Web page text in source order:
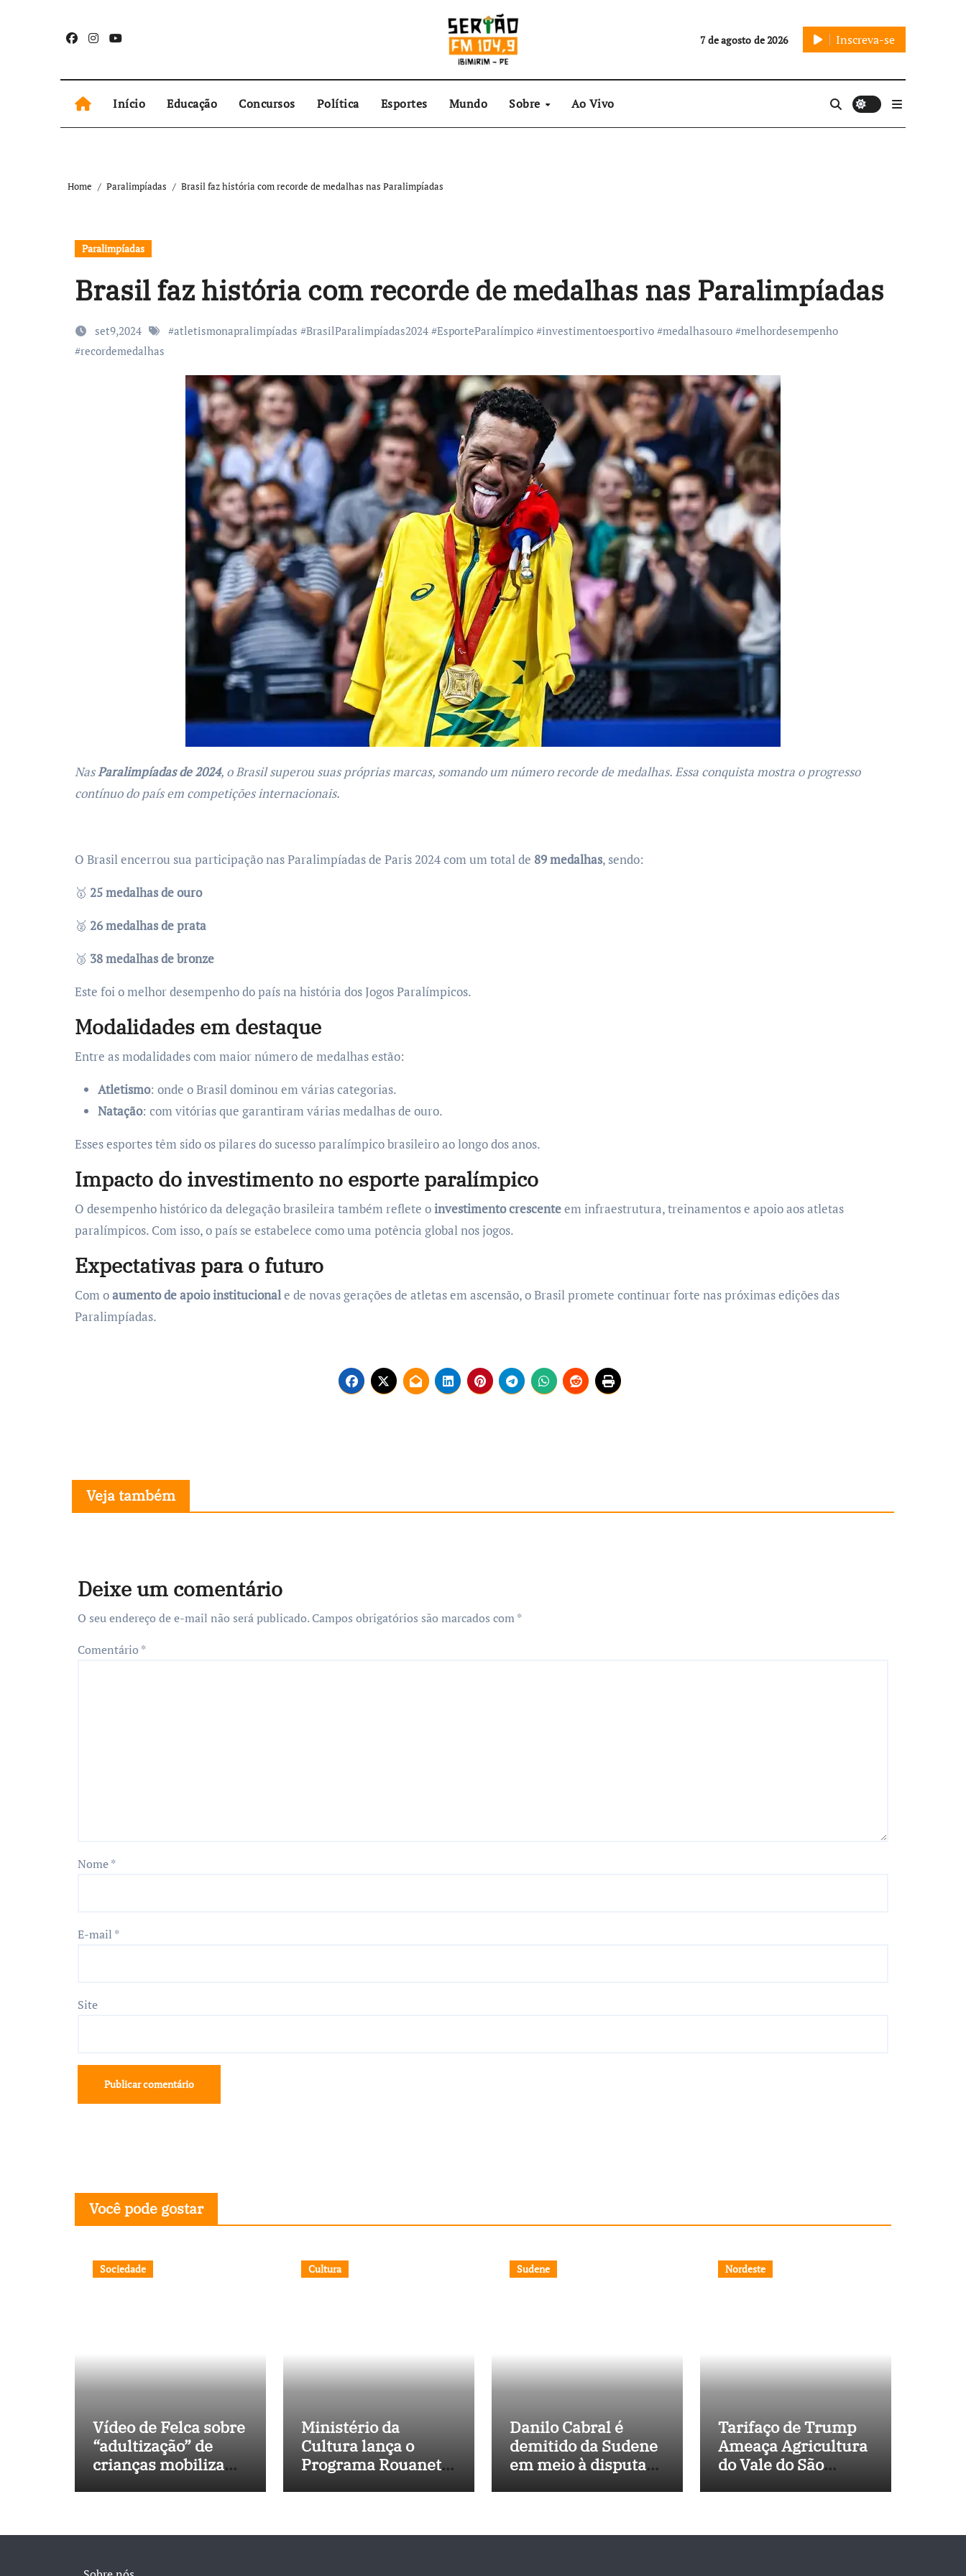
7 de agosto de 2026 Inscreva-se
Início Educação Concursos Política Esportes Mundo Sobre Ao Vivo
Home Paralimpíadas Brasil faz história com recorde de medalhas nas Paralimpíadas
Paralimpíadas
Brasil faz história com recorde de medalhas nas Paralimpíadas
set9,2024 #atletismonapralimpíadas #BrasilParalimpíadas2024 #EsporteParalímpico #investimentoesportivo #medalhasouro #melhordesempenho
#recordemedalhas
NasParalimpíadas de 2024, o Brasil superou suas próprias marcas, somando um número recorde de medalhas. Essa conquista mostra o progresso
contínuo do país em competições internacionais.
O Brasil encerrou sua participação nas Paralimpíadas de Paris 2024 com um total de 89 medalhas, sendo:
🥇 25 medalhas de ouro
🥈 26 medalhas de prata
🥉 38 medalhas de bronze
Este foi o melhor desempenho do país na história dos Jogos Paralímpicos.
Modalidades em destaque
Entre as modalidades com maior número de medalhas estão:
Atletismo: onde o Brasil dominou em várias categorias.
Natação: com vitórias que garantiram várias medalhas de ouro.
Esses esportes têm sido os pilares do sucesso paralímpico brasileiro ao longo dos anos.
Impacto do investimento no esporte paralímpico
O desempenho histórico da delegação brasileira também reflete oinvestimento crescenteem infraestrutura, treinamentos e apoio aos atletas
paralímpicos. Com isso, o país se estabelece como uma potência global nos jogos.
Expectativas para o futuro
Com oaumento de apoio institucionale de novas gerações de atletas em ascensão, o Brasil promete continuar forte nas próximas edições das
Paralimpíadas.
Veja também
Deixe um comentário
O seu endereço de e-mail não será publicado. Campos obrigatórios são marcados com*
Comentário *
Nome*
E-mail *
Site
Você pode gostar
Sociedade
Vídeo de Felca sobre
“adultização” de
crianças mobiliza
Cultura
Ministério da
Cultura lança o
Programa Rouanet
Sudene
Danilo Cabral é
demitido da Sudene
em meio à disputa
Nordeste
Tarifaço de Trump
Ameaça Agricultura
do Vale do São